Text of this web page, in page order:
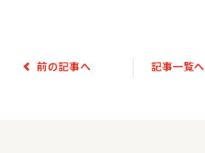
前の記事へ 記事一覧へ